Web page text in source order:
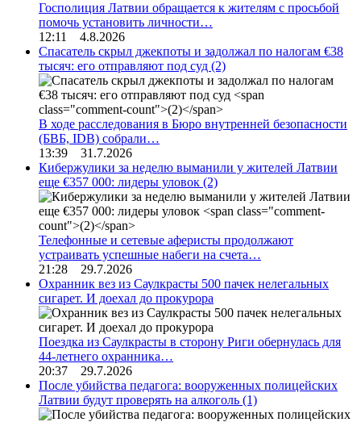
Госполиция Латвии обращается к жителям с просьбой
помочь установить личности…
12:11 4.8.2026
Спасатель скрыл джекпоты и задолжал по налогам €38
тысяч: его отправляют под суд (2)
В ходе расследования в Бюро внутренней безопасности
(БВБ, IDB) собрали…
13:39 31.7.2026
Кибержулики за неделю выманили у жителей Латвии
еще €357 000: лидеры уловок (2)
Телефонные и сетевые аферисты продолжают
устраивать успешные набеги на счета…
21:28 29.7.2026
Охранник вез из Саулкрасты 500 пачек нелегальных
сигарет. И доехал до прокурора
Поездка из Саулкрасты в сторону Риги обернулась для
44-летнего охранника…
20:37 29.7.2026
После убийства педагога: вооруженных полицейских
Латвии будут проверять на алкоголь (1)